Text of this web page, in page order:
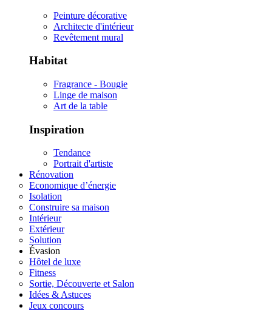
Peinture décorative
Architecte d'intérieur
Revêtement mural
Habitat
Fragrance - Bougie
Linge de maison
Art de la table
Inspiration
Tendance
Portrait d'artiste
Rénovation
Economique d’énergie
Isolation
Construire sa maison
Intérieur
Extérieur
Solution
Évasion
Hôtel de luxe
Fitness
Sortie, Découverte et Salon
Idées & Astuces
Jeux concours